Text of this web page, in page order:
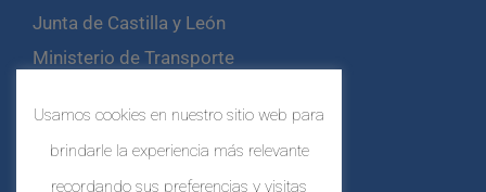
Junta de Castilla y León
Ministerio de Transporte
CETM
Usamos cookies en nuestro sitio web para
brindarle la experiencia más relevante
recordando sus preferencias y visitas